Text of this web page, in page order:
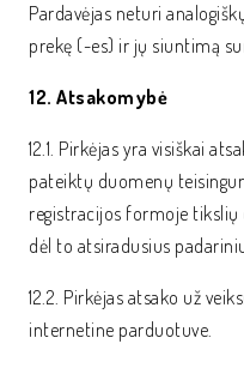
Pardavėjas neturi
prekę (-es) ir jų siuntimą
12. Atsakomybė
12.1. Pirkėjas yra visiškai
pateiktų duomenų
registracijos formoje tikslių
dėl to atsiradusius
12.2. Pirkėjas atsako už
internetine parduotuve.